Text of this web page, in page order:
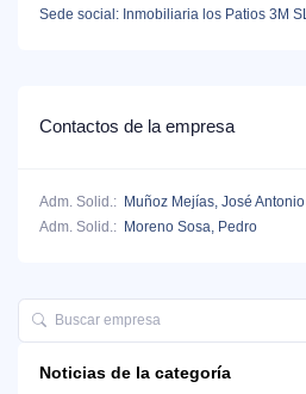
Sede social: Inmobiliaria los Patios 3M SL
Contactos de la empresa
Adm. Solid.: Muñoz Mejías, José Antonio
Adm. Solid.: Moreno Sosa, Pedro
Noticias de la categoría